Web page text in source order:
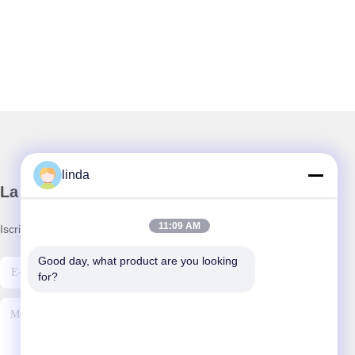
La nostra newsletter
Iscriviti alla nostra newsletter per sconti e altro.
linda
11:09 AM
Good day, what product are you looking
for?